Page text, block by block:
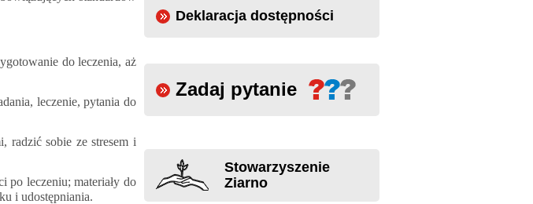
do leczenia, aż
leczenie, pytania do
radzić sobie ze stresem i
po leczeniu; materiały do
i udostępniania.
Deklaracja dostępności
Zadaj pytanie
Stowarzyszenie
Ziarno